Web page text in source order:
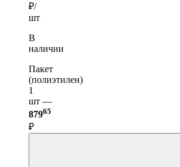
₽/
шт
В
наличии
Пакет
(полиэтилен)
1
шт —
87965
₽